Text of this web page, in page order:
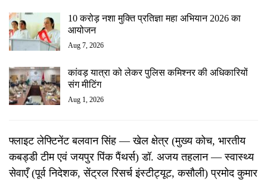
10 करोड़ नशा मुक्ति प्रतिज्ञा महा अभियान 2026 का
आयोजन
Aug 7, 2026
कांवड़ यात्रा को लेकर पुलिस कमिश्नर की अधिकारियों
संग मीटिंग
Aug 1, 2026
फ्लाइट लेफ्टिनेंट बलवान सिंह — खेल क्षेत्र (मुख्य कोच, भारतीय
कबड्डी टीम एवं जयपुर पिंक पैंथर्स) डॉ. अजय तहलान — स्वास्थ्य
सेवाएँ (पूर्व निदेशक, सेंट्रल रिसर्च इंस्टीट्यूट, कसौली) प्रमोद कुमार